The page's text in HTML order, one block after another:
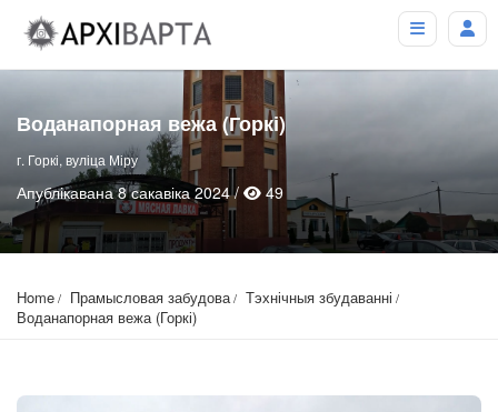
Воданапорная вежа (Горкі)
г. Горкі, вуліца Міру
Апублікавана 8 сакавіка 2024 / 49
Home Прамысловая забудова
Тэхнічныя збудаванні
Воданапорная вежа (Горкі)